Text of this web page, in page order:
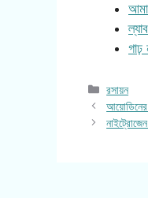
গাঢ়
রসায়ন